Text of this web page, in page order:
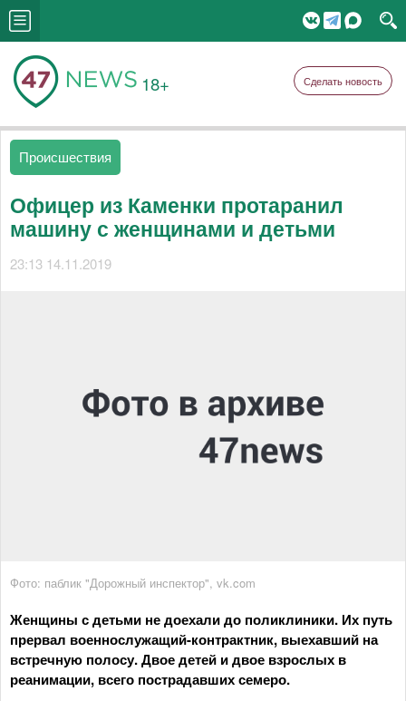
18+ Сделать новость
Происшествия
Офицер из Каменки протаранил
машину с женщинами и детьми
23:13 14.11.2019
Фото: паблик "Дорожный инспектор", vk.com
Женщины с детьми не доехали до поликлиники. Их путь
прервал военнослужащий-контрактник, выехавший на
встречную полосу. Двое детей и двое взрослых в
реанимации, всего пострадавших семеро.